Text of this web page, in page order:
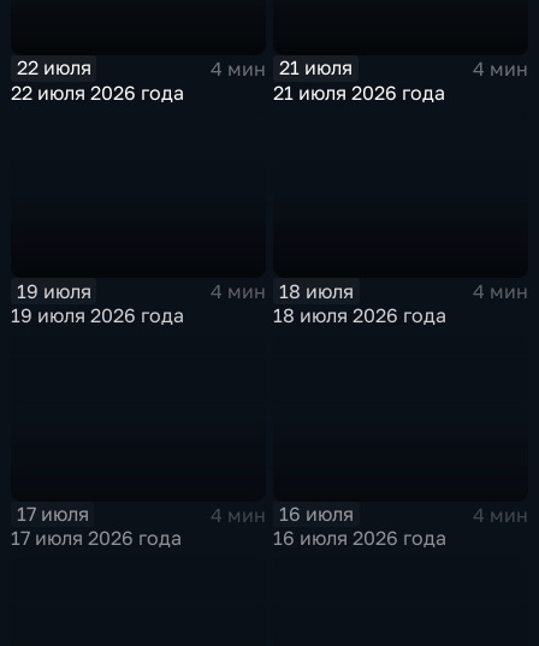
22 июля
4 мин
22 июля 2026 года
21 июля
4 мин
21 июля 2026 года
19 июля
4 мин
19 июля 2026 года
18 июля
4 мин
18 июля 2026 года
17 июля
4 мин
17 июля 2026 года
16 июля
4 мин
16 июля 2026 года